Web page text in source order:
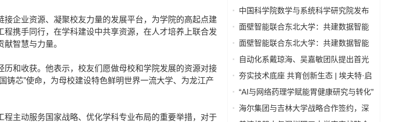
企业资源、凝聚校友力量的发展平台，为学院的高起点建
携手同行，在学科建设中共享资源，在人才培养上联合发
智慧与力量。
和收获。他表示，校友们愿做母校和学院发展的资源对接
铸芯”使命，为母校建设特色鲜明世界一流大学、为龙江产
主动服务国家战略、优化学科专业布局的重要举措，对于
中国科学院数学与系统科学研究院发布
“数学机械化智能体”
面壁智能联合东北大学：共建数据智能
联合实验室
面壁智能联合东北大学：共建数据智能
联合实验室
自动化系戴琼海、吴嘉敏团队提出首光
子事件感知的荧光寿命显微成像方法
夯实技术底座 共育创新生态 | 埃夫特·启
智 x 哈工大共建智能机器人通用技术底
“AI与网络药理学赋能胃健康研究与转化”
学术研讨会在京举行—— 多学科交叉推
海尔集团与吉林大学战略合作签约，深
化产教融合发展新质生产力